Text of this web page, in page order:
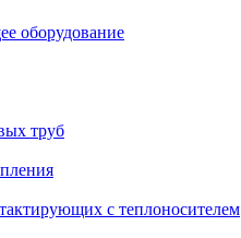
оборудование
труб
с теплоносителем